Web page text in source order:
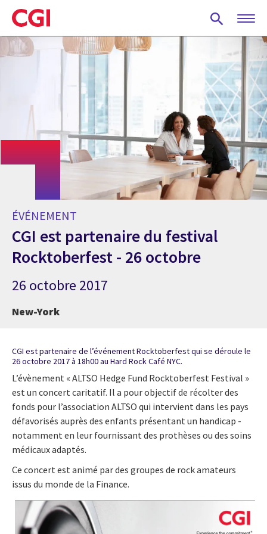
Skip
to
main
content
ÉVÉNEMENT
CGI est partenaire du festival
Rocktoberfest - 26 octobre
26 octobre 2017
New-York
CGI est partenaire de l’événement Rocktoberfest qui se déroule le
26 octobre 2017 à 18h00 au Hard Rock Café NYC.
L’évènement « ALTSO Hedge Fund Rocktoberfest Festival »
est un concert caritatif. Il a pour objectif de récolter des
fonds pour l’association ALTSO qui intervient dans les pays
défavorisés auprès des enfants présentant un handicap -
notamment en leur fournissant des prothèses ou des soins
médicaux adaptés.
Ce concert est animé par des groupes de rock amateurs
issus du monde de la Finance.